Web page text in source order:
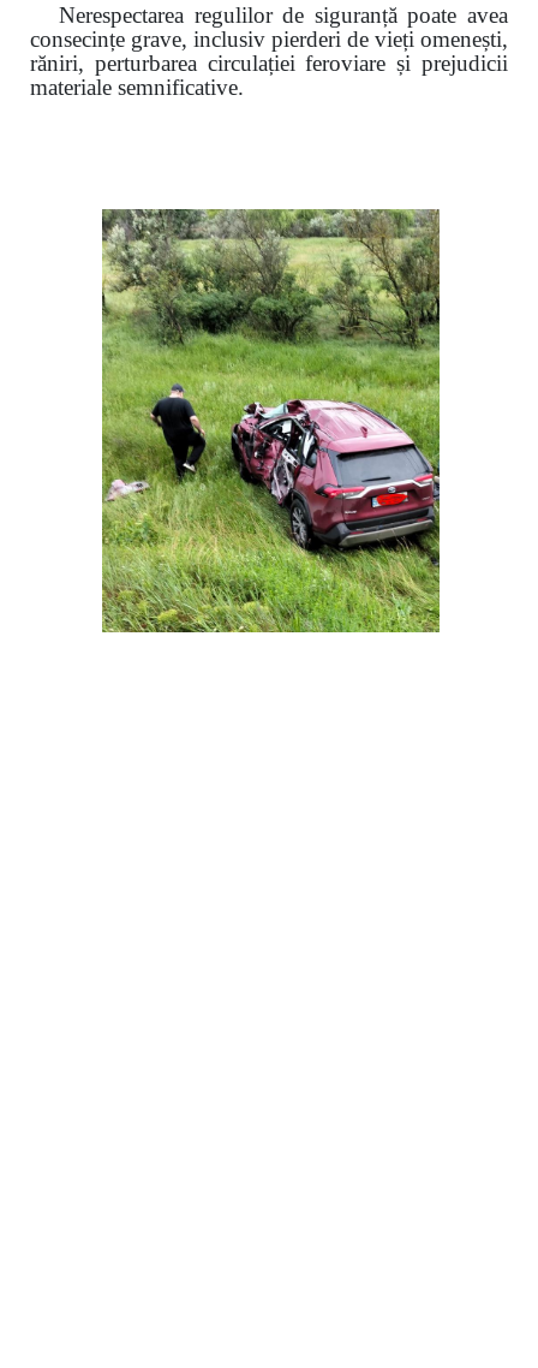
Nerespectarea regulilor de siguranță poate avea
consecințe grave, inclusiv pierderi de vieți omenești,
răniri, perturbarea circulației feroviare și prejudicii
materiale semnificative.